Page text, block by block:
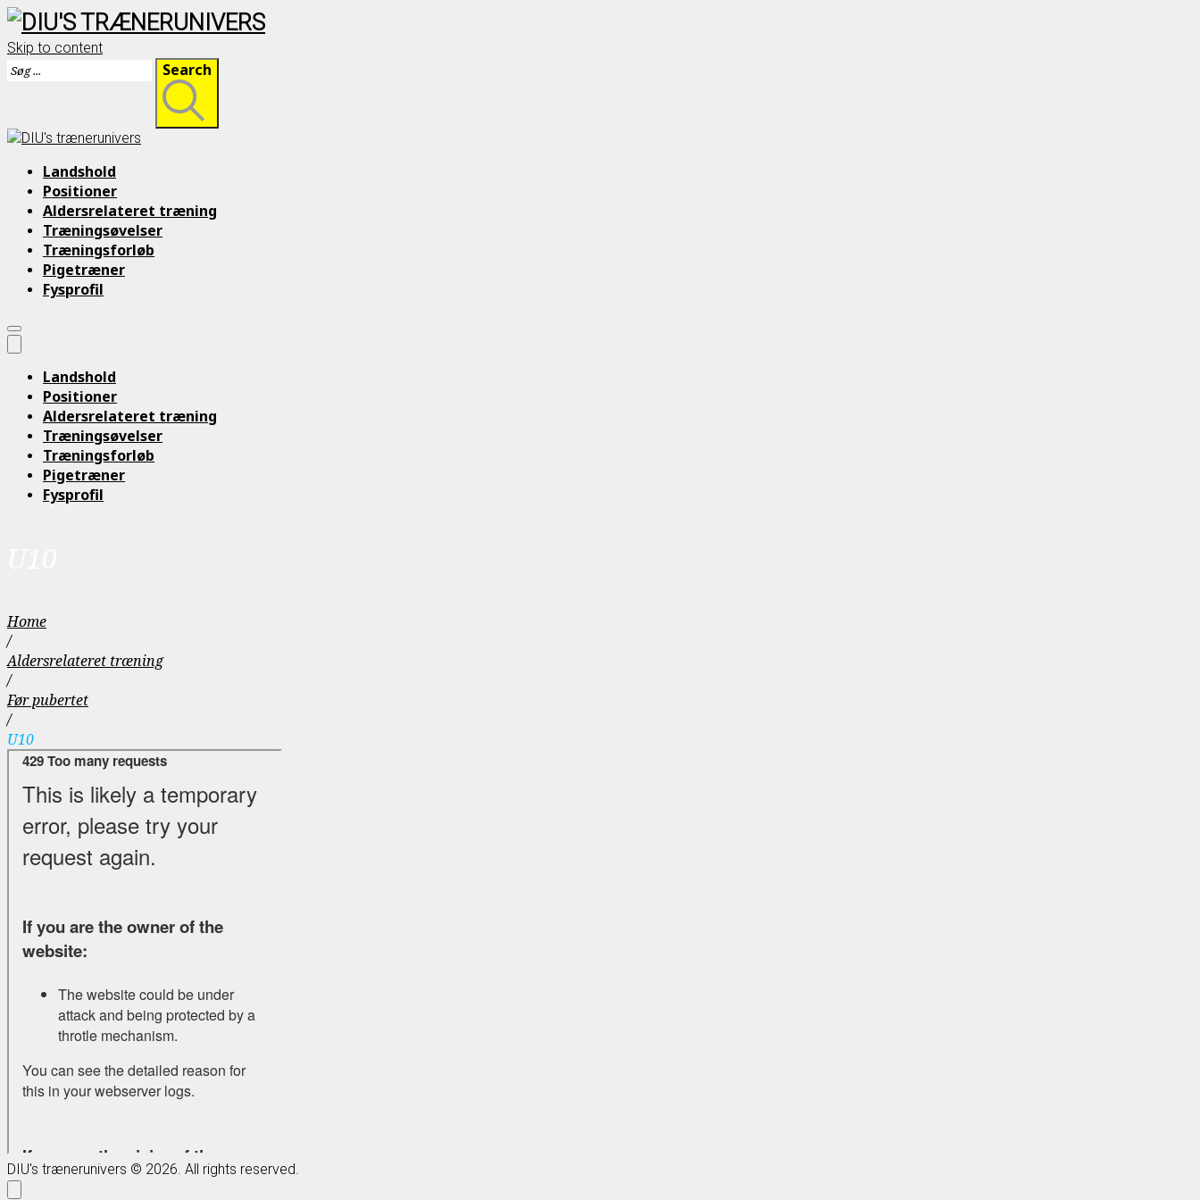
Skip to content
Search
Landshold
Positioner
Aldersrelateret træning
Træningsøvelser
Træningsforløb
Pigetræner
Fysprofil
Landshold
Positioner
Aldersrelateret træning
Træningsøvelser
Træningsforløb
Pigetræner
Fysprofil
Home
/
Aldersrelateret træning
/
Før pubertet
/
U10
DIU's trænerunivers © 2026. All rights reserved.